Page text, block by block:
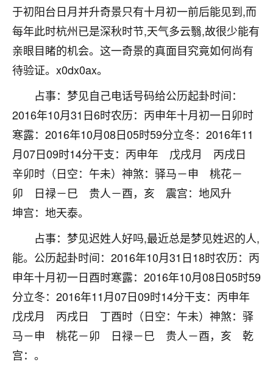
于初阳台日月并升奇景只有十月初一前后能见到,而
每年此时杭州已是深秋时节,天气多云翳,故很少能有
亲眼目睹的机会。这一奇景的真面目究竟如何尚有
待验证。x0dx0ax。
占事：梦见自己电话号码给公历起卦时间：
2016年10月31日6时农历：丙申年十月初一日卯时
寒露：2016年10月08日05时59分立冬：2016年11
月07日09时14分干支：丙申年 戊戌月 丙戌日
辛卯时（日空：午未）神煞：驿马－申 桃花－
卯 日禄－巳 贵人－酉，亥 震宫：地风升
坤宫：地天泰。
占事：梦见迟姓人好吗,最近总是梦见姓迟的人,
能。公历起卦时间：2016年10月31日18时农历：丙
申年十月初一日酉时寒露：2016年10月08日05时59
分立冬：2016年11月07日09时14分干支：丙申年
戊戌月 丙戌日 丁酉时（日空：午未）神煞：驿
马－申 桃花－卯 日禄－巳 贵人－酉，亥 乾
宫：。
心心相印
我身体不太好，总是病病殃殃的，去检查又没什么大
问题，反正就是不舒服。中医西医看遍了，找不到问
题，后来无意中看到有人推荐慧来老师，跟老师聊过
之后，心情豁然开朗，也听老师建议，处理了一些因
果问题。今年以来，身体比以前好多，主要是心情好
了，老师说境随心转，现在深有体会了。
鹿森：是的，其实跟老师聊过之后，最大的感
触，首先就是心态会变好，万般皆是命，半点
不由人！
1天前 来自四川
金白水清
我也想找老师看看，有没有人给个联系方式的啊？
鹿森：慧来老师微信：gjsy0624
12
青春168
我也想要，我也想要！
15